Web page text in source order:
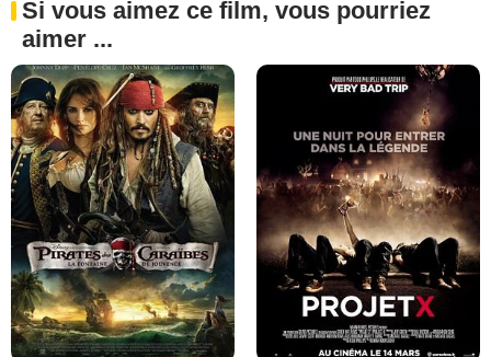
Si vous aimez ce film, vous pourriez
aimer ...